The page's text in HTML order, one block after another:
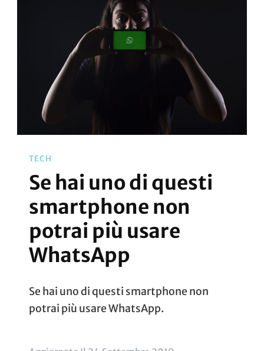
TECH
Se hai uno di questi
smartphone non
potrai più usare
WhatsApp
Se hai uno di questi smartphone non
potrai più usare WhatsApp.